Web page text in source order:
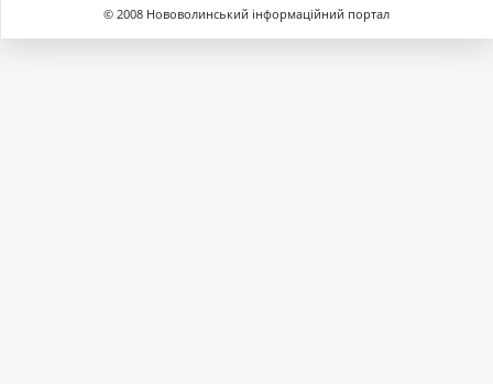
© 2008 Нововолинський інформаційний портал